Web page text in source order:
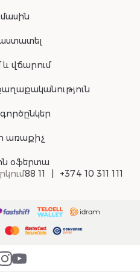
վճարում
առաքիչ
օֆերտա
88 11 +374 10 311 111